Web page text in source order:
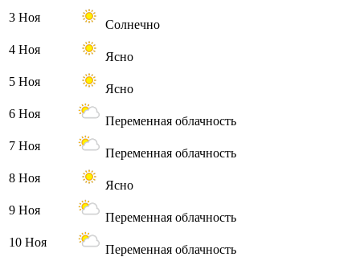
3 Ноя
Солнечно
4 Ноя
Ясно
5 Ноя
Ясно
6 Ноя
Переменная облачность
7 Ноя
Переменная облачность
8 Ноя
Ясно
9 Ноя
Переменная облачность
10 Ноя
Переменная облачность